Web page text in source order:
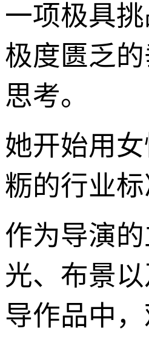
一项极具
极度匮乏
思考。
她开始用
粝的行业
作为导演
光、布景
导作品中